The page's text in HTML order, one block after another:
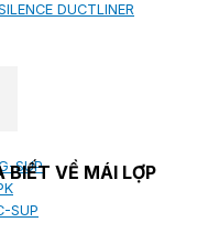
DUCTLINER
SUP
SUP
BIẾT VỀ MÁI LỢP